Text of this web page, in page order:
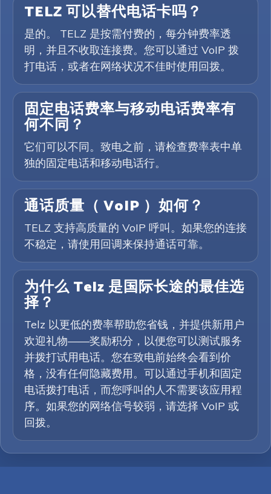
TELZ 可以替代电话卡吗？
是的。 TELZ 是按需付费的，每分钟费率透
明，并且不收取连接费。您可以通过 VoIP 拨
打电话，或者在网络状况不佳时使用回拨。
固定电话费率与移动电话费率有
何不同？
它们可以不同。致电之前，请检查费率表中单
独的固定电话和移动电话行。
通话质量（ VoIP ）如何？
TELZ 支持高质量的 VoIP 呼叫。如果您的连接
不稳定，请使用回调来保持通话可靠。
为什么 Telz 是国际长途的最佳选
择？
Telz 以更低的费率帮助您省钱，并提供新用户
欢迎礼物——奖励积分，以便您可以测试服务
并拨打试用电话。您在致电前始终会看到价
格，没有任何隐藏费用。可以通过手机和固定
电话拨打电话，而您呼叫的人不需要该应用程
序。如果您的网络信号较弱，请选择 VoIP 或
回拨。